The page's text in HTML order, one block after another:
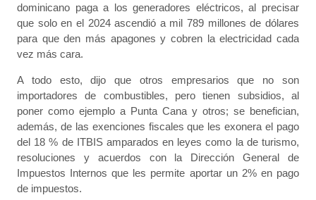
dominicano paga a los generadores eléctricos, al precisar
que solo en el 2024 ascendió a mil 789 millones de dólares
para que den más apagones y cobren la electricidad cada
vez más cara.
A todo esto, dijo que otros empresarios que no son
importadores de combustibles, pero tienen subsidios, al
poner como ejemplo a Punta Cana y otros; se benefician,
además, de las exenciones fiscales que les exonera el pago
del 18 % de ITBIS amparados en leyes como la de turismo,
resoluciones y acuerdos con la Dirección General de
Impuestos Internos que les permite aportar un 2% en pago
de impuestos.